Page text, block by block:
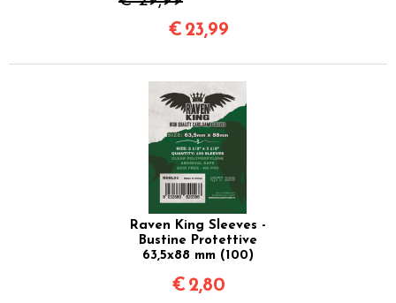
€ 23,99
Raven King Sleeves -
Bustine Protettive
63,5x88 mm (100)
€ 2,80